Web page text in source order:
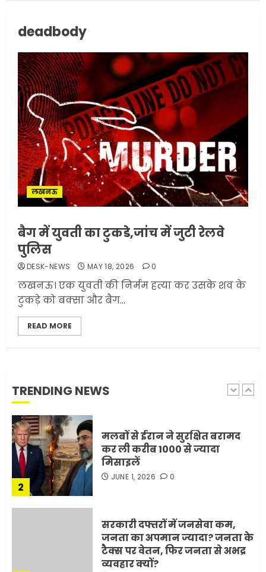
deadbody
लखनऊ
बैग में युवती का टुकडे,जांच में जुटी रेलवे
पुलिस
DESK-NEWS MAY 18, 2026 0
लखनऊ। एक युवती की निर्मम हत्या कर उसके शव के
टुकड़े को बक्सा और बैग...
READ MORE
TRENDING NEWS
3
सरकारी दफ्तरों में जनसेवा कम,
जनता का अपमान ज्यादा? जनता के
टैक्स पर वेतन, फिर जनता से अभद्र
व्यवहार क्यों?
JUNE 1, 2026
4
अमेरिका ने फिर से ईरान को युद्ध
समाप्त करने के लिए भेजी अपनी 5
शर्तें
MAY 18, 2026 0
5
ट्रंप ने किया एलान
FEBRUARY 3, 2026 0
1
2
मलबों से ईरान ने सुरक्षित बरामद
कर ली करीब 1000 से ज्यादा
मिसाइलें
JUNE 1, 2026 0
सरकारी दफ्तरों में जनसेवा कम,
जनता का अपमान ज्यादा? जनता के
टैक्स पर वेतन, फिर जनता से अभद्र
व्यवहार क्यों?